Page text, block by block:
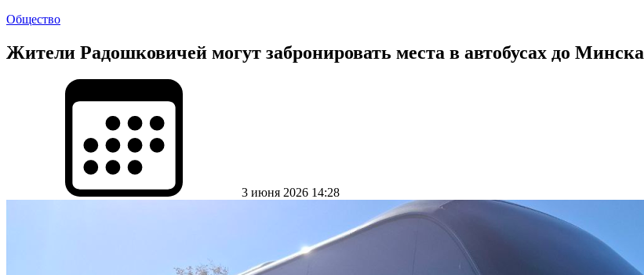
Общество
Жители Радошковичей могут забронировать места в автобусах до Минска
3 июня 2026 14:28